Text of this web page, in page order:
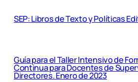
SEP: Libros de Texto y Políticas
Guía para el Taller Intensivo de
Continua para Docentes de
Directores. Enero de 2023